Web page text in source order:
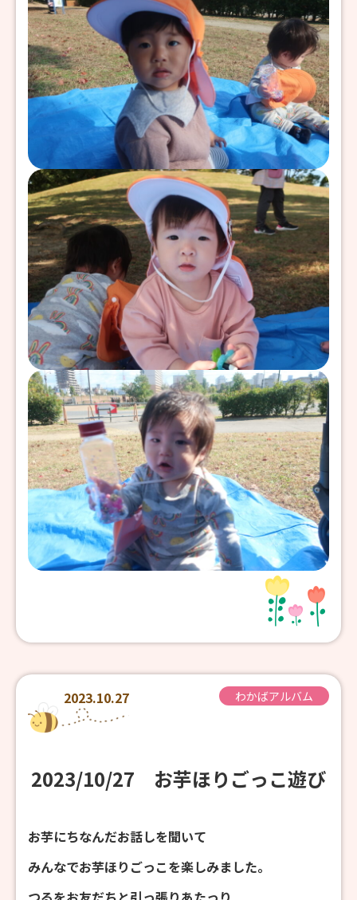
2023.10.27 わかばアルバム
2023/10/27 お芋ほりごっこ遊び
お芋にちなんだお話しを聞いて
みんなでお芋ほりごっこを楽しみました。